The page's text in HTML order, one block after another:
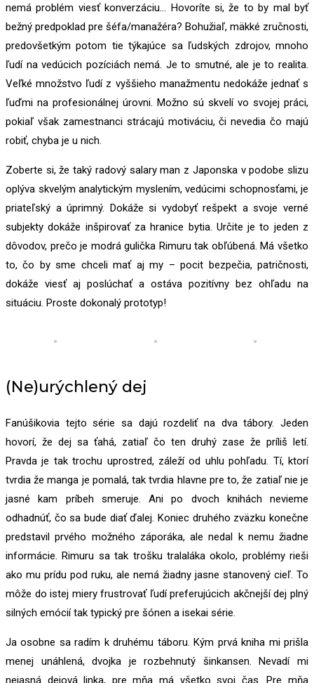
nemá problém viesť konverzáciu… Hovoríte si, že to by mal byť
bežný predpoklad pre šéfa/manažéra? Bohužiaľ, mäkké zručnosti,
predovšetkým potom tie týkajúce sa ľudských zdrojov, mnoho
ľudí na vedúcich pozíciách nemá. Je to smutné, ale je to realita.
Veľké množstvo ľudí z vyššieho manažmentu nedokáže jednať s
ľuďmi na profesionálnej úrovni. Možno sú skvelí vo svojej práci,
pokiaľ však zamestnanci strácajú motiváciu, či nevedia čo majú
robiť, chyba je u nich.
Zoberte si, že taký radový salary man z Japonska v podobe slizu
oplýva skvelým analytickým myslením, vedúcimi schopnosťami, je
priateľský a úprimný. Dokáže si vydobyť rešpekt a svoje verné
subjekty dokáže inšpirovať za hranice bytia. Určite je to jeden z
dôvodov, prečo je modrá gulička Rimuru tak obľúbená. Má všetko
to, čo by sme chceli mať aj my – pocit bezpečia, patričnosti,
dokáže viesť aj poslúchať a ostáva pozitívny bez ohľadu na
situáciu. Proste dokonalý prototyp!
(Ne)urýchlený dej
Fanúšikovia tejto série sa dajú rozdeliť na dva tábory. Jeden
hovorí, že dej sa ťahá, zatiaľ čo ten druhý zase že príliš letí.
Pravda je tak trochu uprostred, záleží od uhlu pohľadu. Tí, ktorí
tvrdia že manga je pomalá, tak tvrdia hlavne pre to, že zatiaľ nie je
jasné kam príbeh smeruje. Ani po dvoch knihách nevieme
odhadnúť, čo sa bude diať ďalej. Koniec druhého zväzku konečne
predstavil prvého možného záporáka, ale nedal k nemu žiadne
informácie. Rimuru sa tak trošku tralaláka okolo, problémy rieši
ako mu prídu pod ruku, ale nemá žiadny jasne stanovený cieľ. To
môže do istej miery frustrovať ľudí preferujúcich akčnejší dej plný
silných emócií tak typický pre šónen a isekai série.
Ja osobne sa radím k druhému táboru. Kým prvá kniha mi prišla
menej unáhlená, dvojka je rozbehnutý šinkansen. Nevadí mi
nejasná dejová linka, pre mňa má všetko svoj čas. Pre mňa